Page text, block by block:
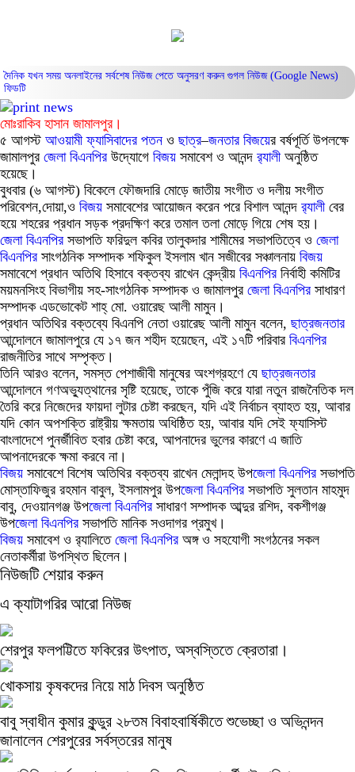
দৈনিক যখন সময় অনলাইনের সর্বশেষ নিউজ পেতে অনুসরণ করুন গুগল নিউজ (Google News)
ফিডটি
মোঃরাকিব হাসান জামালপুর।
৫ আগস্ট আওয়ামী ফ্যাসিবাদের পতন ও ছাত্র–জনতার বিজয়ের বর্ষপূর্তি উপলক্ষে
জামালপুর জেলা বিএনপিরউদ্যোগে বিজয় সমাবেশ ও আনন্দ র‍্যালীঅনুষ্ঠিত
হয়েছে।
বুধবার (৬ আগস্ট) বিকেলে ফৌজদারি মোড়ে জাতীয় সংগীত ও দলীয় সংগীত
পরিবেশন,দোয়া,ও বিজয় সমাবেশের আয়োজন করেন পরে বিশাল আনন্দ র‍্যালীবের
হয়ে শহরের প্রধান সড়ক প্রদক্ষিণ করে তমাল তলা মোড়ে গিয়ে শেষ হয়।
জেলা বিএনপিরসভাপতি ফরিদুল কবির তালুকদার শামীমের সভাপতিত্বে ও জেলা
বিএনপিরসাংগঠনিক সম্পাদক শফিকুল ইসলাম খান সজীবের সঞ্চালনায় বিজয়
সমাবেশে প্রধান অতিথি হিসাবে বক্তব্য রাখেন কেন্দ্রীয় বিএনপিরনির্বাহী কমিটির
ময়মনসিংহ বিভাগীয় সহ-সাংগঠনিক সম্পাদক ও জামালপুর জেলা বিএনপিরসাধারণ
সম্পাদক এডভোকেট শাহ্ মো. ওয়ারেছ আলী মামুন।
প্রধান অতিথির বক্তব্যে বিএনপি নেতা ওয়ারেছ আলী মামুন বলেন, ছাত্রজনতার
আন্দোলনে জামালপুরে যে ১৭ জন শহীদ হয়েছেন, এই ১৭টি পরিবার বিএনপির
রাজনীতির সাথে সম্পৃক্ত।
তিনি আরও বলেন, সমস্ত পেশাজীবী মানুষের অংশগ্রহণে যে ছাত্রজনতার
আন্দোলনে গণঅভ্যুত্থানের সৃষ্টি হয়েছে, তাকে পুঁজি করে যারা নতুন রাজনৈতিক দল
তৈরি করে নিজেদের ফায়দা লুটার চেষ্টা করছেন, যদি এই নির্বাচন ব্যাহত হয়, আবার
যদি কোন অপশক্তি রাষ্ট্রীয় ক্ষমতায় অধিষ্ঠিত হয়, আবার যদি সেই ফ্যাসিস্ট
বাংলাদেশে পুনর্জীবিত হবার চেষ্টা করে, আপনাদের ভুলের কারণে এ জাতি
আপনাদেরকে ক্ষমা করবে না।
বিজয় সমাবেশে বিশেষ অতিথির বক্তব্য রাখেন মেলান্দহ উপজেলা বিএনপিরসভাপতি
মোস্তাফিজুর রহমান বাবুল, ইসলামপুর উপজেলা বিএনপিরসভাপতি সুলতান মাহমুদ
বাবু, দেওয়ানগঞ্জ উপজেলা বিএনপিরসাধারণ সম্পাদক আব্দুর রশিদ, বকশীগঞ্জ
উপজেলা বিএনপিরসভাপতি মানিক সওদাগর প্রমুখ।
বিজয় সমাবেশ ও র‍্যালিতে জেলা বিএনপিরঅঙ্গ ও সহযোগী সংগঠনের সকল
নেতাকর্মীরা উপস্থিত ছিলেন।
নিউজটি শেয়ার করুন
এ ক্যাটাগরির আরো নিউজ
শেরপুর ফলপট্টিতে ফকিরের উৎপাত, অস্বস্তিতে ক্রেতারা।
খোকসায় কৃষকদের নিয়ে মাঠ দিবস অনুষ্ঠিত
বাবু স্বাধীন কুমার কুন্ডুর ২৮তম বিবাহবার্ষিকীতে শুভেচ্ছা ও অভিনন্দন
জানালেন শেরপুরের সর্বস্তরের মানুষ